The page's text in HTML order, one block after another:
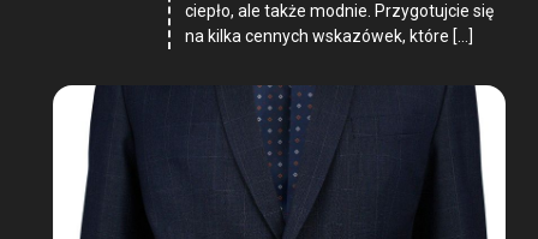
ciepło, ale także modnie. Przygotujcie się
na kilka cennych wskazówek, które […]